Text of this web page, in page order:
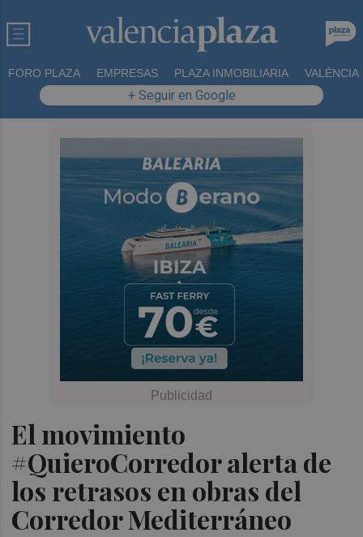
FORO PLAZA EMPRESAS PLAZA INMOBILIARIA VALÈNCIA
+ Seguir en Google
El movimiento
#QuieroCorredor alerta de
los retrasos en obras del
Corredor Mediterráneo